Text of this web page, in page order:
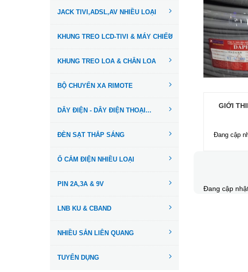
JACK TIVI,ADSL,AV NHIỀU LOẠI
KHUNG TREO LCD-TIVI & MÁY CHIẾU
KHUNG TREO LOA & CHÂN LOA
BỘ CHUYỂN XA RIMOTE
DÂY ĐIỆN - DÂY ĐIỆN THOẠI...
ĐÈN SẠT THẮP SÁNG
Ổ CẮM ĐIỆN NHIỀU LOẠI
PIN 2A,3A & 9V
LNB KU & CBAND
NHIỀU SẢN LIÊN QUANG
TUYỂN DỤNG
GIỚI
Đang cập
Đang cập